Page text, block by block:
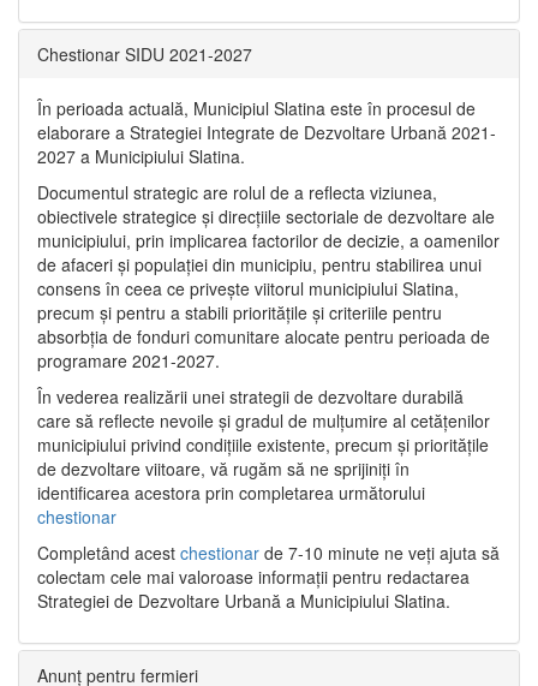
Chestionar SIDU 2021-2027
În perioada actuală, Municipiul Slatina este în procesul de
elaborare a Strategiei Integrate de Dezvoltare Urbană 2021‐
2027 a Municipiului Slatina.
Documentul strategic are rolul de a reflecta viziunea,
obiectivele strategice și direcțiile sectoriale de dezvoltare ale
municipiului, prin implicarea factorilor de decizie, a oamenilor
de afaceri și populației din municipiu, pentru stabilirea unui
consens în ceea ce privește viitorul municipiului Slatina,
precum și pentru a stabili prioritățile și criteriile pentru
absorbția de fonduri comunitare alocate pentru perioada de
programare 2021-2027.
În vederea realizării unei strategii de dezvoltare durabilă
care să reflecte nevoile și gradul de mulțumire al cetățenilor
municipiului privind condițiile existente, precum și prioritățile
de dezvoltare viitoare, vă rugăm să ne sprijiniți în
identificarea acestora prin completarea următorului
chestionar
Completând acest chestionar de 7-10 minute ne veți ajuta să
colectam cele mai valoroase informații pentru redactarea
Strategiei de Dezvoltare Urbană a Municipiului Slatina.
Anunț pentru fermieri